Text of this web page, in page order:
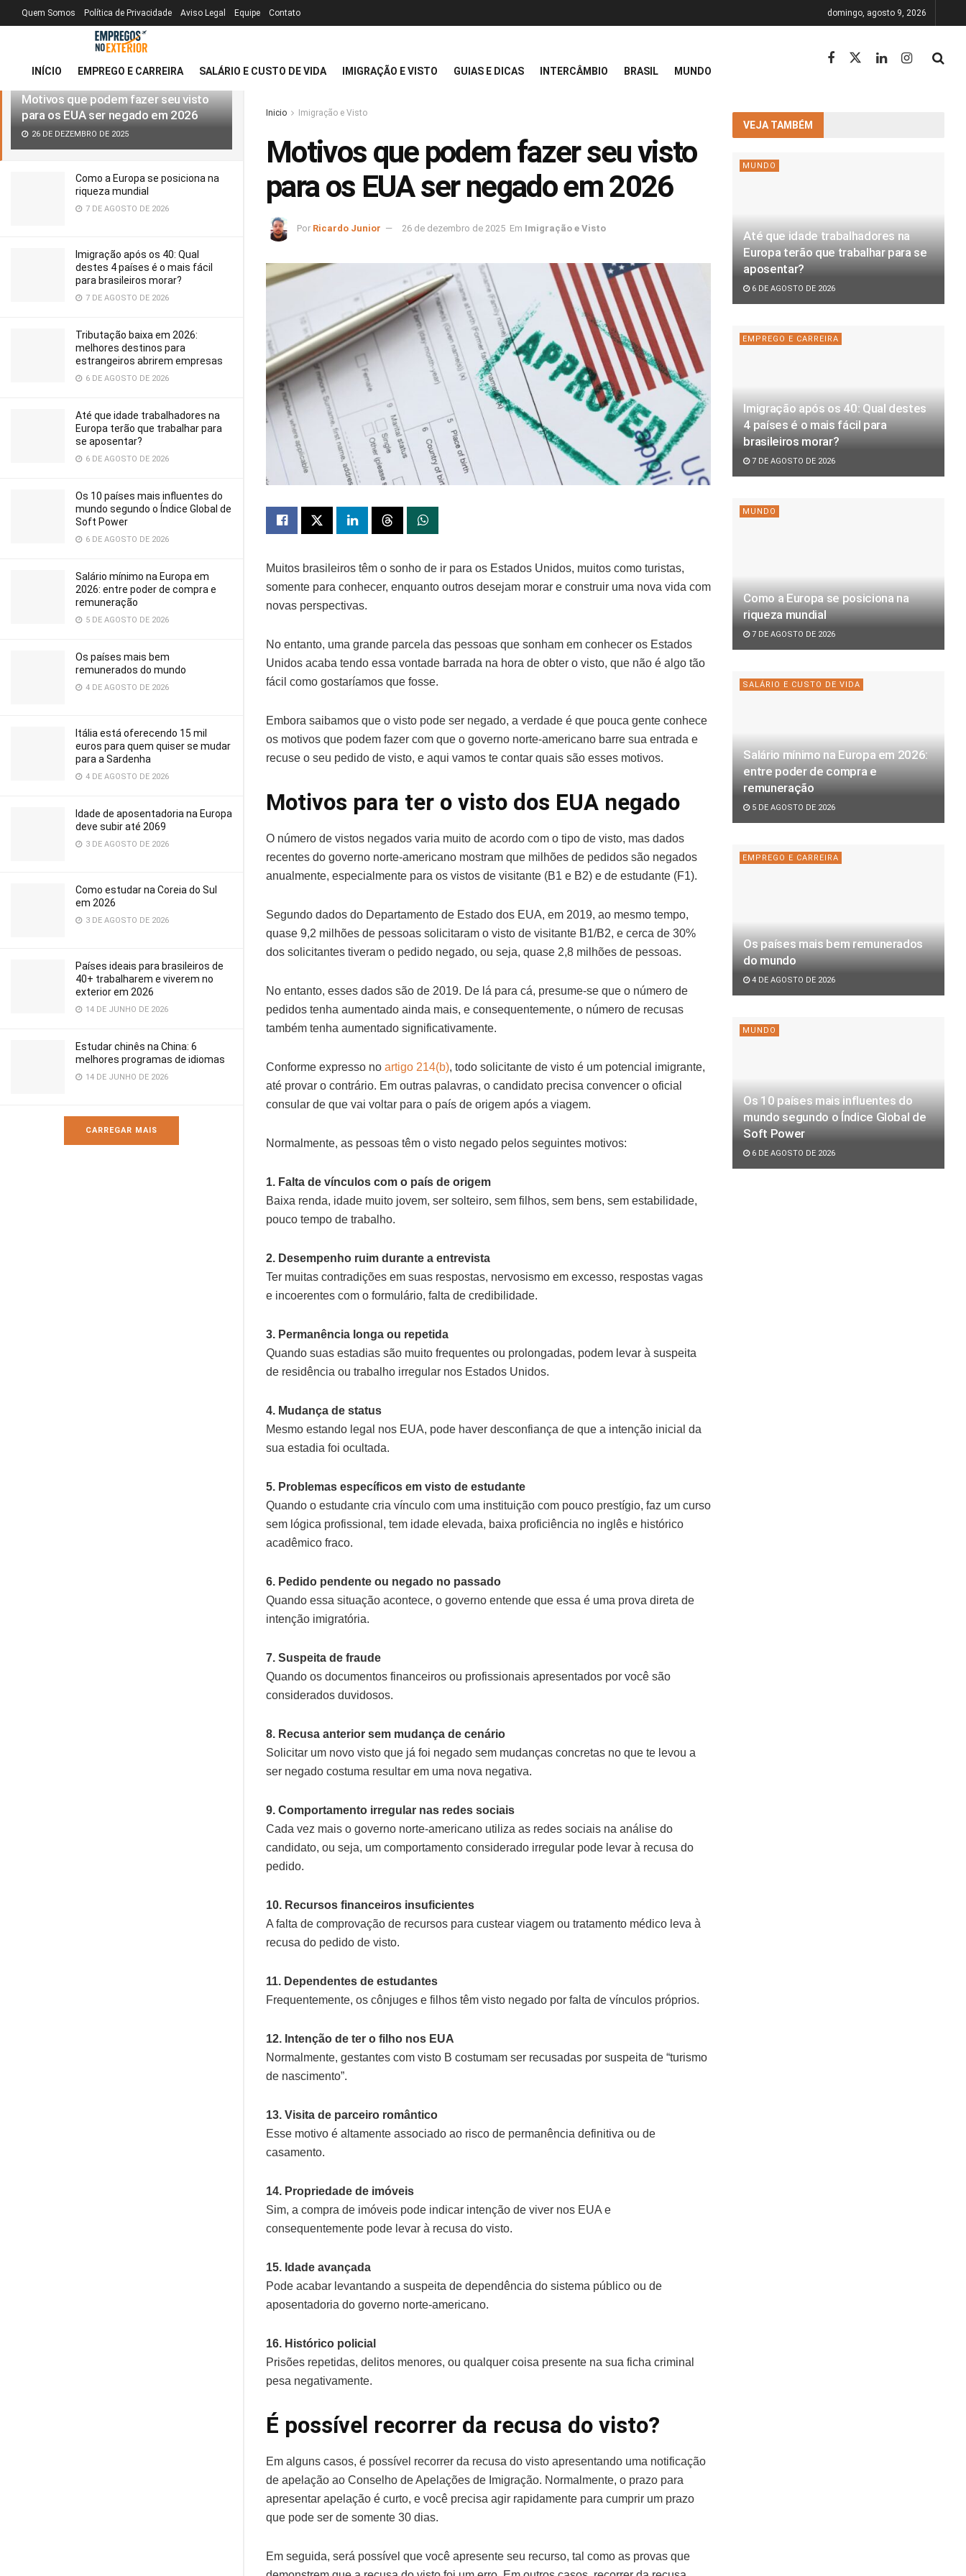
MAIS RECENTE TENDÊNCIAS Filtro
Motivos que podem fazer seu visto
para os EUA ser negado em 2026
26 DE DEZEMBRO DE 2025
Como a Europa se posiciona na
riqueza mundial
7 DE AGOSTO DE 2026
Imigração após os 40: Qual
destes 4 países é o mais fácil
para brasileiros morar?
7 DE AGOSTO DE 2026
Tributação baixa em 2026:
melhores destinos para
estrangeiros abrirem empresas
6 DE AGOSTO DE 2026
Até que idade trabalhadores na
Europa terão que trabalhar para
se aposentar?
6 DE AGOSTO DE 2026
Os 10 países mais influentes do
mundo segundo o Índice Global de
Soft Power
6 DE AGOSTO DE 2026
Salário mínimo na Europa em
2026: entre poder de compra e
remuneração
5 DE AGOSTO DE 2026
Os países mais bem
remunerados do mundo
4 DE AGOSTO DE 2026
Itália está oferecendo 15 mil
euros para quem quiser se mudar
para a Sardenha
4 DE AGOSTO DE 2026
Idade de aposentadoria na Europa
deve subir até 2069
3 DE AGOSTO DE 2026
Como estudar na Coreia do Sul
em 2026
3 DE AGOSTO DE 2026
Países ideais para brasileiros de
40+ trabalharem e viverem no
exterior em 2026
14 DE JUNHO DE 2026
Estudar chinês na China: 6
melhores programas de idiomas
14 DE JUNHO DE 2026
CARREGAR MAIS
Quem Somos Política de Privacidade Aviso Legal Equipe Contato domingo, agosto 9, 2026
INÍCIO EMPREGO E CARREIRA SALÁRIO E CUSTO DE VIDA IMIGRAÇÃO E VISTO GUIAS E DICAS INTERCÂMBIO BRASIL MUNDO
Inicio Imigração e Visto
Motivos que podem fazer seu visto
para os EUA ser negado em 2026
Por Ricardo Junior 26 de dezembro de 2025 Em Imigração e Visto
Muitos brasileiros têm o sonho de ir para os Estados Unidos, muitos como turistas,
somente para conhecer, enquanto outros desejam morar e construir uma nova vida com
novas perspectivas.
No entanto, uma grande parcela das pessoas que sonham em conhecer os Estados
Unidos acaba tendo essa vontade barrada na hora de obter o visto, que não é algo tão
fácil como gostaríamos que fosse.
Embora saibamos que o visto pode ser negado, a verdade é que pouca gente conhece
os motivos que podem fazer com que o governo norte-americano barre sua entrada e
recuse o seu pedido de visto, e aqui vamos te contar quais são esses motivos.
Motivos para ter o visto dos EUA negado
O número de vistos negados varia muito de acordo com o tipo de visto, mas dados
recentes do governo norte-americano mostram que milhões de pedidos são negados
anualmente, especialmente para os vistos de visitante (B1 e B2) e de estudante (F1).
Segundo dados do Departamento de Estado dos EUA, em 2019, ao mesmo tempo,
quase 9,2 milhões de pessoas solicitaram o visto de visitante B1/B2, e cerca de 30%
dos solicitantes tiveram o pedido negado, ou seja, quase 2,8 milhões de pessoas.
No entanto, esses dados são de 2019. De lá para cá, presume-se que o número de
pedidos tenha aumentado ainda mais, e consequentemente, o número de recusas
também tenha aumentado significativamente.
Conforme expresso no artigo 214(b), todo solicitante de visto é um potencial imigrante,
até provar o contrário. Em outras palavras, o candidato precisa convencer o oficial
consular de que vai voltar para o país de origem após a viagem.
Normalmente, as pessoas têm o visto negado pelos seguintes motivos:
1. Falta de vínculos com o país de origem
Baixa renda, idade muito jovem, ser solteiro, sem filhos, sem bens, sem estabilidade,
pouco tempo de trabalho.
2. Desempenho ruim durante a entrevista
Ter muitas contradições em suas respostas, nervosismo em excesso, respostas vagas
e incoerentes com o formulário, falta de credibilidade.
3. Permanência longa ou repetida
Quando suas estadias são muito frequentes ou prolongadas, podem levar à suspeita
de residência ou trabalho irregular nos Estados Unidos.
4. Mudança de status
Mesmo estando legal nos EUA, pode haver desconfiança de que a intenção inicial da
sua estadia foi ocultada.
5. Problemas específicos em visto de estudante
Quando o estudante cria vínculo com uma instituição com pouco prestígio, faz um curso
sem lógica profissional, tem idade elevada, baixa proficiência no inglês e histórico
acadêmico fraco.
6. Pedido pendente ou negado no passado
Quando essa situação acontece, o governo entende que essa é uma prova direta de
intenção imigratória.
7. Suspeita de fraude
Quando os documentos financeiros ou profissionais apresentados por você são
considerados duvidosos.
8. Recusa anterior sem mudança de cenário
Solicitar um novo visto que já foi negado sem mudanças concretas no que te levou a
ser negado costuma resultar em uma nova negativa.
9. Comportamento irregular nas redes sociais
Cada vez mais o governo norte-americano utiliza as redes sociais na análise do
candidato, ou seja, um comportamento considerado irregular pode levar à recusa do
pedido.
10. Recursos financeiros insuficientes
A falta de comprovação de recursos para custear viagem ou tratamento médico leva à
recusa do pedido de visto.
11. Dependentes de estudantes
Frequentemente, os cônjuges e filhos têm visto negado por falta de vínculos próprios.
12. Intenção de ter o filho nos EUA
Normalmente, gestantes com visto B costumam ser recusadas por suspeita de “turismo
de nascimento”.
13. Visita de parceiro romântico
Esse motivo é altamente associado ao risco de permanência definitiva ou de
casamento.
14. Propriedade de imóveis
Sim, a compra de imóveis pode indicar intenção de viver nos EUA e
consequentemente pode levar à recusa do visto.
15. Idade avançada
Pode acabar levantando a suspeita de dependência do sistema público ou de
aposentadoria do governo norte-americano.
16. Histórico policial
Prisões repetidas, delitos menores, ou qualquer coisa presente na sua ficha criminal
pesa negativamente.
É possível recorrer da recusa do visto?
Em alguns casos, é possível recorrer da recusa do visto apresentando uma notificação
de apelação ao Conselho de Apelações de Imigração. Normalmente, o prazo para
apresentar apelação é curto, e você precisa agir rapidamente para cumprir um prazo
que pode ser de somente 30 dias.
Em seguida, será possível que você apresente seu recurso, tal como as provas que
VEJA TAMBÉM
MUNDO
Até que idade trabalhadores na
Europa terão que trabalhar para se
aposentar?
6 DE AGOSTO DE 2026
EMPREGO E CARREIRA
Imigração após os 40: Qual destes
4 países é o mais fácil para
brasileiros morar?
7 DE AGOSTO DE 2026
MUNDO
Como a Europa se posiciona na
riqueza mundial
7 DE AGOSTO DE 2026
SALÁRIO E CUSTO DE VIDA
Salário mínimo na Europa em 2026:
entre poder de compra e
remuneração
5 DE AGOSTO DE 2026
EMPREGO E CARREIRA
Os países mais bem remunerados
do mundo
4 DE AGOSTO DE 2026
MUNDO
Os 10 países mais influentes do
mundo segundo o Índice Global de
Soft Power
6 DE AGOSTO DE 2026